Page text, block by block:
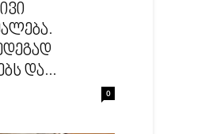
და...
0